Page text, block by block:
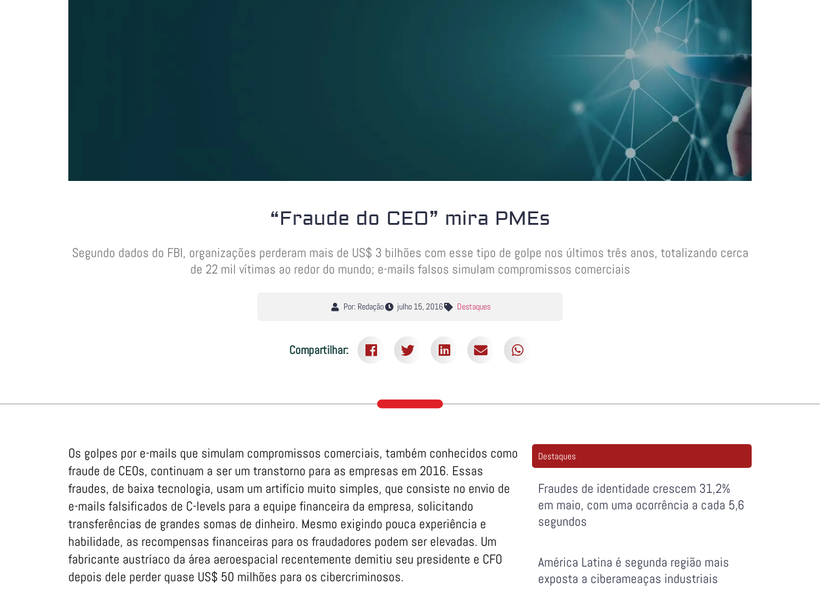
“Fraude do CEO” mira PMEs
Segundo dados do FBI, organizações perderam mais de US$ 3 bilhões com esse tipo de golpe nos últimos três anos, totalizando cerca
de 22 mil vítimas ao redor do mundo; e-mails falsos simulam compromissos comerciais
Por: Redação julho 15, 2016 Destaques
Compartilhar:
Os golpes por e-mails que simulam compromissos comerciais, também conhecidos como
fraude de CEOs, continuam a ser um transtorno para as empresas em 2016. Essas
fraudes, de baixa tecnologia, usam um artifício muito simples, que consiste no envio de
e-mails falsificados de C-levels para a equipe financeira da empresa, solicitando
transferências de grandes somas de dinheiro. Mesmo exigindo pouca experiência e
habilidade, as recompensas financeiras para os fraudadores podem ser elevadas. Um
fabricante austríaco da área aeroespacial recentemente demitiu seu presidente e CFO
depois dele perder quase US$ 50 milhões para os cibercriminosos.
Destaques
Fraudes de identidade crescem 31,2%
em maio, com uma ocorrência a cada 5,6
segundos
América Latina é segunda região mais
exposta a ciberameaças industriais